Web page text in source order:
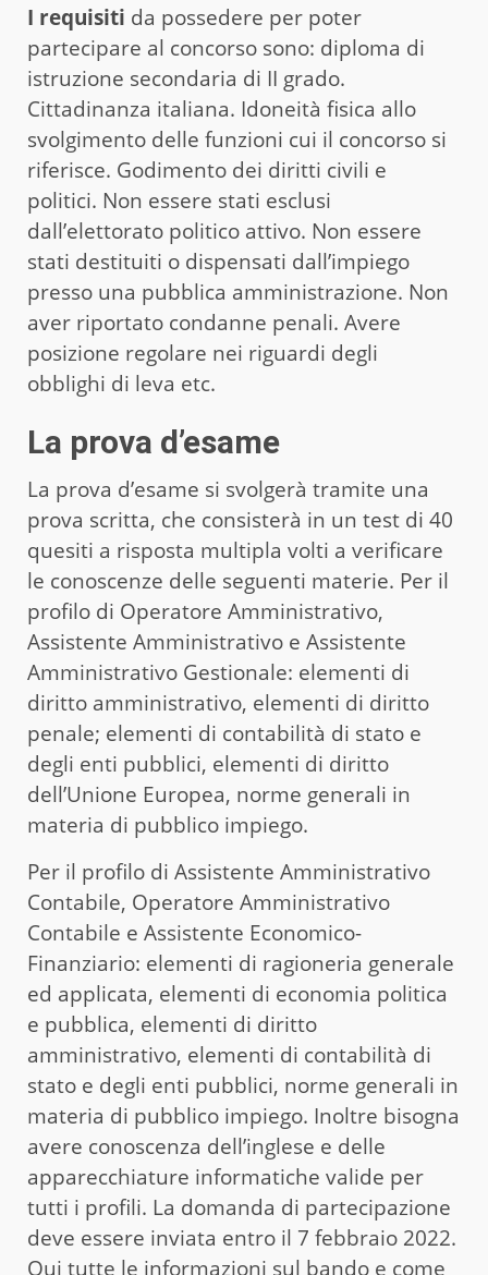
I requisiti da possedere per poter
partecipare al concorso sono: diploma di
istruzione secondaria di II grado.
Cittadinanza italiana. Idoneità fisica allo
svolgimento delle funzioni cui il concorso si
riferisce. Godimento dei diritti civili e
politici. Non essere stati esclusi
dall’elettorato politico attivo. Non essere
stati destituiti o dispensati dall’impiego
presso una pubblica amministrazione. Non
aver riportato condanne penali. Avere
posizione regolare nei riguardi degli
obblighi di leva etc.
La prova d’esame
La prova d’esame si svolgerà tramite una
prova scritta, che consisterà in un test di 40
quesiti a risposta multipla volti a verificare
le conoscenze delle seguenti materie. Per il
profilo di Operatore Amministrativo,
Assistente Amministrativo e Assistente
Amministrativo Gestionale: elementi di
diritto amministrativo, elementi di diritto
penale; elementi di contabilità di stato e
degli enti pubblici, elementi di diritto
dell’Unione Europea, norme generali in
materia di pubblico impiego.
Per il profilo di Assistente Amministrativo
Contabile, Operatore Amministrativo
Contabile e Assistente Economico-
Finanziario: elementi di ragioneria generale
ed applicata, elementi di economia politica
e pubblica, elementi di diritto
amministrativo, elementi di contabilità di
stato e degli enti pubblici, norme generali in
materia di pubblico impiego. Inoltre bisogna
avere conoscenza dell’inglese e delle
apparecchiature informatiche valide per
tutti i profili. La domanda di partecipazione
deve essere inviata entro il 7 febbraio 2022.
Qui tutte le informazioni sul bando e come